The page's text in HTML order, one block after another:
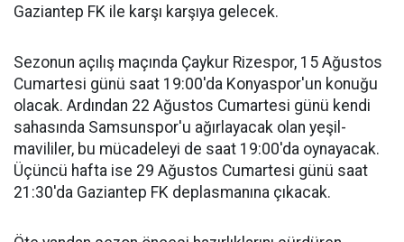
Gaziantep FK ile karşı karşıya gelecek.
Sezonun açılış maçında Çaykur Rizespor, 15 Ağustos
Cumartesi günü saat 19:00'da Konyaspor'un konuğu
olacak. Ardından 22 Ağustos Cumartesi günü kendi
sahasında Samsunspor'u ağırlayacak olan yeşil-
mavililer, bu mücadeleyi de saat 19:00'da oynayacak.
Üçüncü hafta ise 29 Ağustos Cumartesi günü saat
21:30'da Gaziantep FK deplasmanına çıkacak.